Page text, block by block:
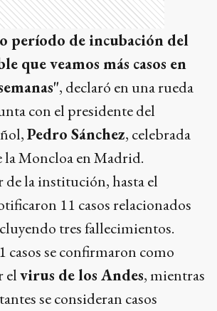
período de incubación del
que veamos más casos en
, declaró en una rueda
con el presidente del
Pedro Sánchez, celebrada
la Moncloa en Madrid.
la institución, hasta el
11 casos relacionados
tres fallecimientos.
casos se confirmaron como
elvirus de los Andes, mientras
se consideran casos